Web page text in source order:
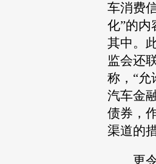
车消费
化”的内
其中。
监会还
称，“允
汽车金
债券，
渠道的
更令